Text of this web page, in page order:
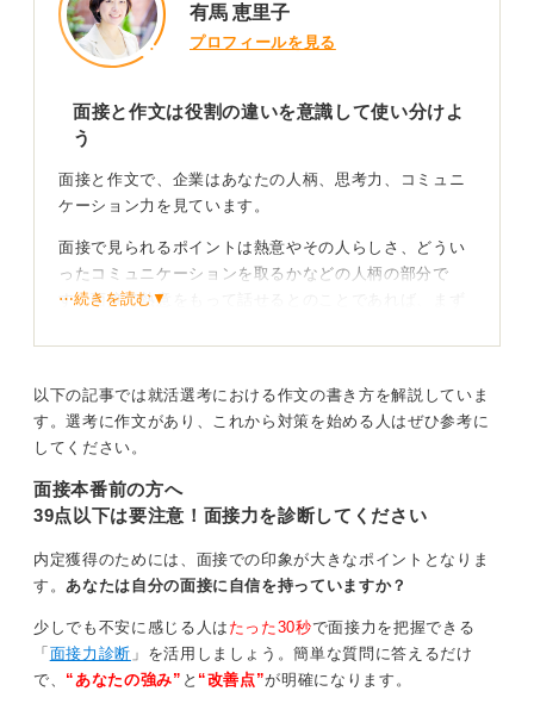
有馬 恵里子
プロフィールを見る
面接と作文は役割の違いを意識して使い分けよ
う
面接と作文で、企業はあなたの人柄、思考力、コミュニ
ケーション力を見ています。
面接で見られるポイントは熱意やその人らしさ、どうい
ったコミュニケーションを取るかなどの人柄の部分で
す。面接で熱意をもって話せるとのことであれば、まず
作文では、面接では伝えきれない思考力や表現力をアピ
面接以上に意識したほうが良い点はビジネスにおける適
ら抜き言葉に気を付けるなど、最低限のマナーを復習し
ておくことをおすすめします。
また、誤字が多いと社会人基礎力が低いと受け取られて
しまうため、日頃から手書きの練習をして、スマホに頼
らずに漢字を使うようにしましょう。
⋯続きを読む▼
以下の記事では就活選考における作文の書き方を解説していま
す。選考に作文があり、これから対策を始める人はぜひ参考に
してください。
面接本番前の方へ
39点以下は要注意！面接力を診断してください
内定獲得のためには、面接での印象が大きなポイントとなりま
す。あなたは自分の面接に自信を持っていますか？
少しでも不安に感じる人は たった30秒で面接力を把握できる
「 面接力診断 」を活用しましょう。簡単な質問に答えるだけ
で、 “あなたの強み” と “改善点”が明確になります。